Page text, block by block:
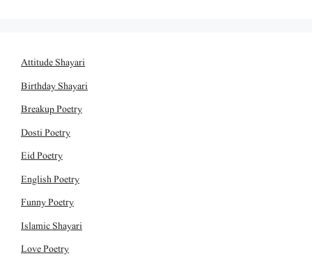
Attitude Shayari
Birthday Shayari
Breakup Poetry
Dosti Poetry
Eid Poetry
English Poetry
Funny Poetry
Islamic Shayari
Love Poetry